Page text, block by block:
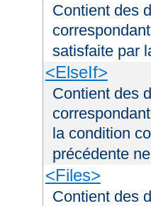
Contient des
satisfaite par
<ElseIf>
Contient des
la condition
précédente
<Files>
Contient des